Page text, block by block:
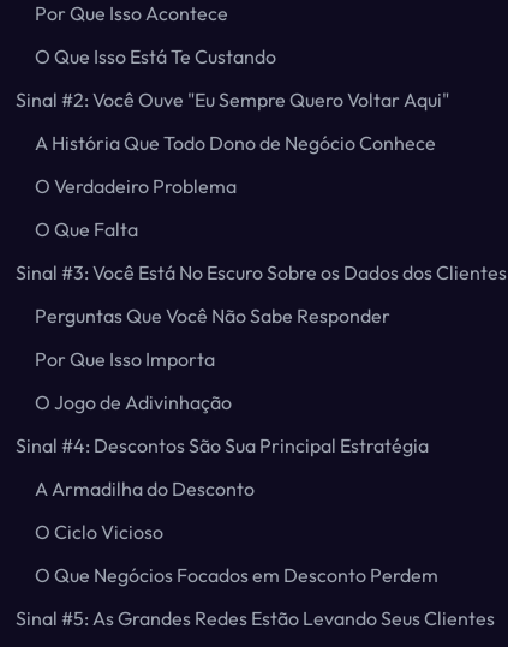
Por Que Isso Acontece
O Que Isso Está Te Custando
Sinal #2: Você Ouve "Eu Sempre Quero Voltar Aqui"
A História Que Todo Dono de Negócio Conhece
O Verdadeiro Problema
O Que Falta
Sinal #3: Você Está No Escuro Sobre os Dados dos Clientes
Perguntas Que Você Não Sabe Responder
Por Que Isso Importa
O Jogo de Adivinhação
Sinal #4: Descontos São Sua Principal Estratégia
A Armadilha do Desconto
O Ciclo Vicioso
O Que Negócios Focados em Desconto Perdem
Sinal #5: As Grandes Redes Estão Levando Seus Clientes